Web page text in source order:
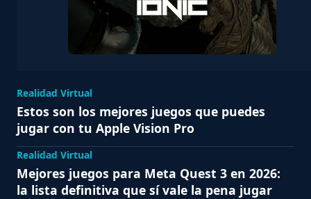
Realidad Virtual
Estos son los mejores juegos que puedes
jugar con tu Apple Vision Pro
Realidad Virtual
Mejores juegos para Meta Quest 3 en 2026:
la lista definitiva que sí vale la pena jugar